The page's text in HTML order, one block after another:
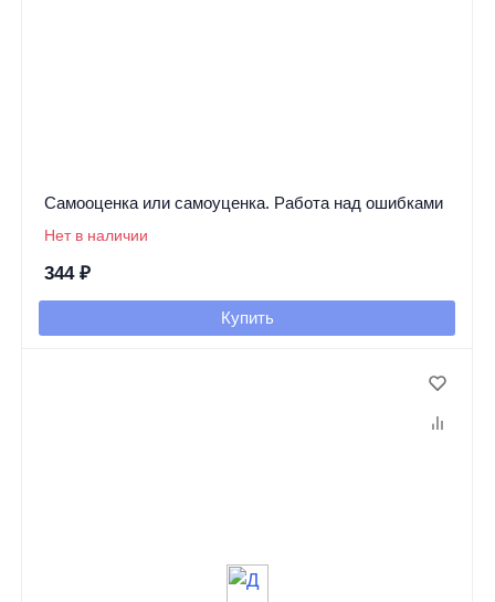
Самооценка или самоуценка. Работа над ошибками
Нет в наличии
344 ₽
Купить